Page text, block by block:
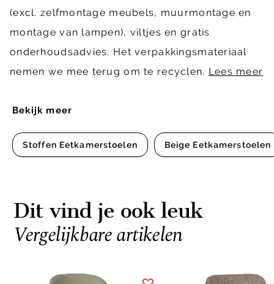
Bekijk meer
Stoffen Eetkamerstoelen Beige Eetkamerstoelen
(excl. zelfmontage meubels, muurmontage en
montage van lampen), viltjes en gratis
onderhoudsadvies. Het verpakkingsmateriaal
nemen we mee terug om te recyclen. Lees meer
Dit vind je ook leuk
Vergelijkbare artikelen